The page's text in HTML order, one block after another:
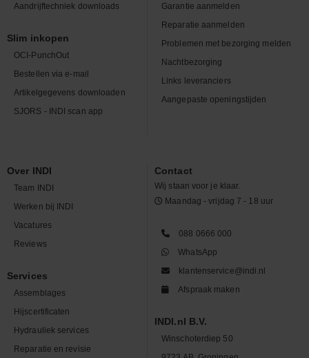
Aandrijftechniek downloads
Slim inkopen
OCI-PunchOut
Bestellen via e-mail
Artikelgegevens downloaden
SJORS - INDI scan app
Garantie aanmelden
Reparatie aanmelden
Problemen met bezorging melden
Nachtbezorging
Links leveranciers
Aangepaste openingstijden
Over INDI
Team INDI
Werken bij INDI
Vacatures
Reviews
Services
Assemblages
Hijscertificaten
Hydrauliek services
Reparatie en revisie
Contact
Wij staan voor je klaar.
Maandag - vrijdag 7 - 18 uur
088 0666 000
WhatsApp
klantenservice@indi.nl
Afspraak maken
INDI.nl B.V.
Winschoterdiep 50